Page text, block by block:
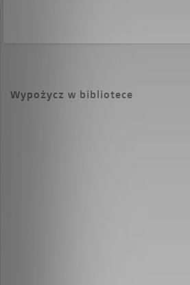
Wypożycz w bibliotece